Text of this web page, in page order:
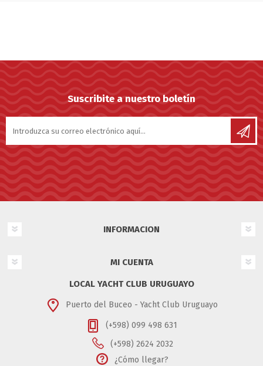
Suscribite a nuestro boletín
INFORMACION
MI CUENTA
LOCAL YACHT CLUB URUGUAYO
Puerto del Buceo - Yacht Club Uruguayo
(+598) 099 498 631
(+598) 2624 2032
¿Cómo llegar?